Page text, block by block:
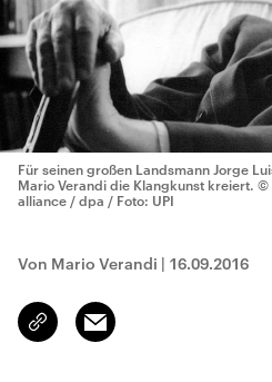
Für seinen großen Landsmann Jorge
Mario Verandi die Klangkunst kreiert. ©
alliance / dpa / Foto: UPI
Von Mario Verandi | 16.09.2016
Link
kopieren/teilen
Email